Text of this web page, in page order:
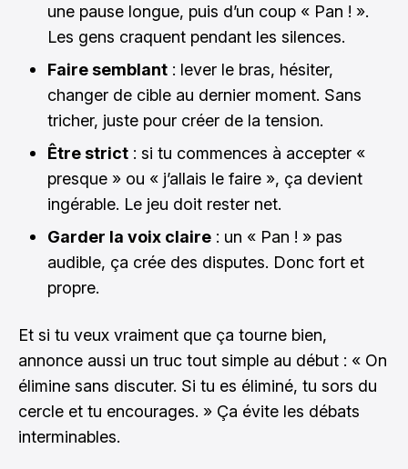
une pause longue, puis d’un coup « Pan ! ».
Les gens craquent pendant les silences.
Faire semblant : lever le bras, hésiter,
changer de cible au dernier moment. Sans
tricher, juste pour créer de la tension.
Être strict : si tu commences à accepter «
presque » ou « j’allais le faire », ça devient
ingérable. Le jeu doit rester net.
Garder la voix claire : un « Pan ! » pas
audible, ça crée des disputes. Donc fort et
propre.
Et si tu veux vraiment que ça tourne bien,
annonce aussi un truc tout simple au début : « On
élimine sans discuter. Si tu es éliminé, tu sors du
cercle et tu encourages. » Ça évite les débats
interminables.